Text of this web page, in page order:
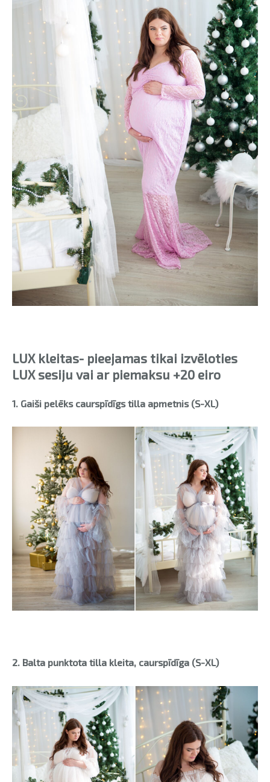
LUX kleitas- pieejamas tikai izvēloties
LUX sesiju vai ar piemaksu +20 eiro
1. Gaiši pelēks caurspīdīgs tilla apmetnis (S-XL)
2. Balta punktota tilla kleita, caurspīdīga (S-XL)